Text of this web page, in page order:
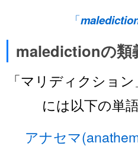
「
maledictionの類
「マリディクショ
には以下の単
アナセマ